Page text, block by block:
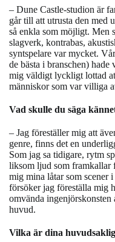
– Dune Castle-studion är
går till att utrusta den med
så enkla som möjligt. Men
slagverk, kontrabas,
syntspelare var mycket.
de bästa i branschen)
mig väldigt lyckligt lottad
människor som var villiga
Vad skulle du säga
– Jag föreställer mig att
genre, finns det en
Som jag sa tidigare, rytm
liksom ljud som framkallar
mig mina låtar som scener
försöker jag föreställa mig
omvända
huvud.
Vilka är dina